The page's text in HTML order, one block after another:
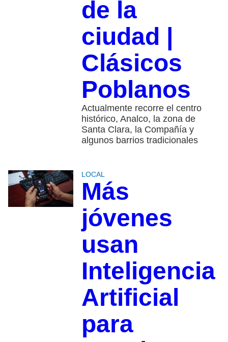
de la
ciudad |
Clásicos
Poblanos
Actualmente recorre el centro
histórico, Analco, la zona de
Santa Clara, la Compañía y
algunos barrios tradicionales
LOCAL
Más
jóvenes
usan
Inteligencia
Artificial
para